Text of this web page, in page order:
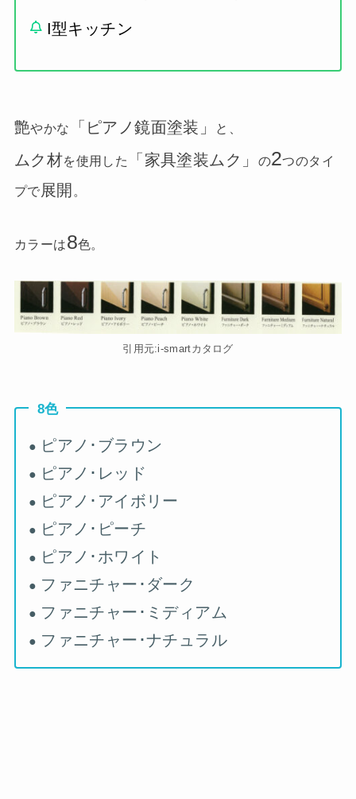
I型キッチン
艶やかな 「ピアノ鏡面塗装」 と、
ムク材を使用した 「家具塗装ムク」 の2つのタイ
プで展開 。
カラーは8色。
引用元:i-smartカタログ
8色
● ピアノ･ブラウン
● ピアノ･レッド
● ピアノ･アイボリー
● ピアノ･ピーチ
● ピアノ･ホワイト
● ファニチャー･ダーク
● ファニチャー･ミディアム
● ファニチャー･ナチュラル